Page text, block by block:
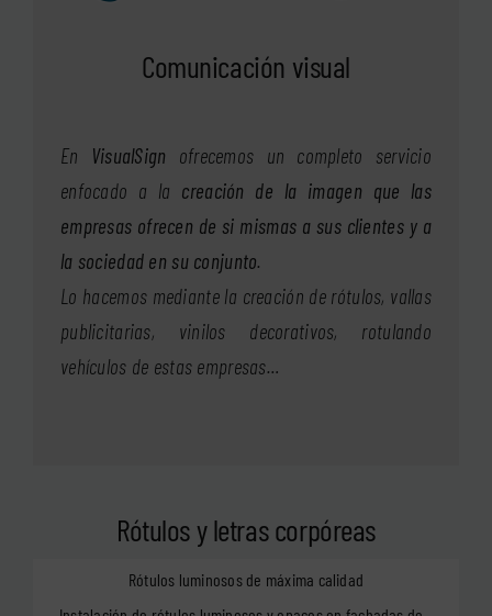
Comunicación visual
En VisualSign ofrecemos un completo servicio
enfocado a la creación de la imagen que las
empresas ofrecen de si mismas a sus clientes y a
la sociedad en su conjunto.
Lo hacemos mediante la creación de rótulos, vallas
publicitarias, vinilos decorativos, rotulando
vehículos de estas empresas…
Rótulos y letras corpóreas
Rótulos luminosos de máxima calidad